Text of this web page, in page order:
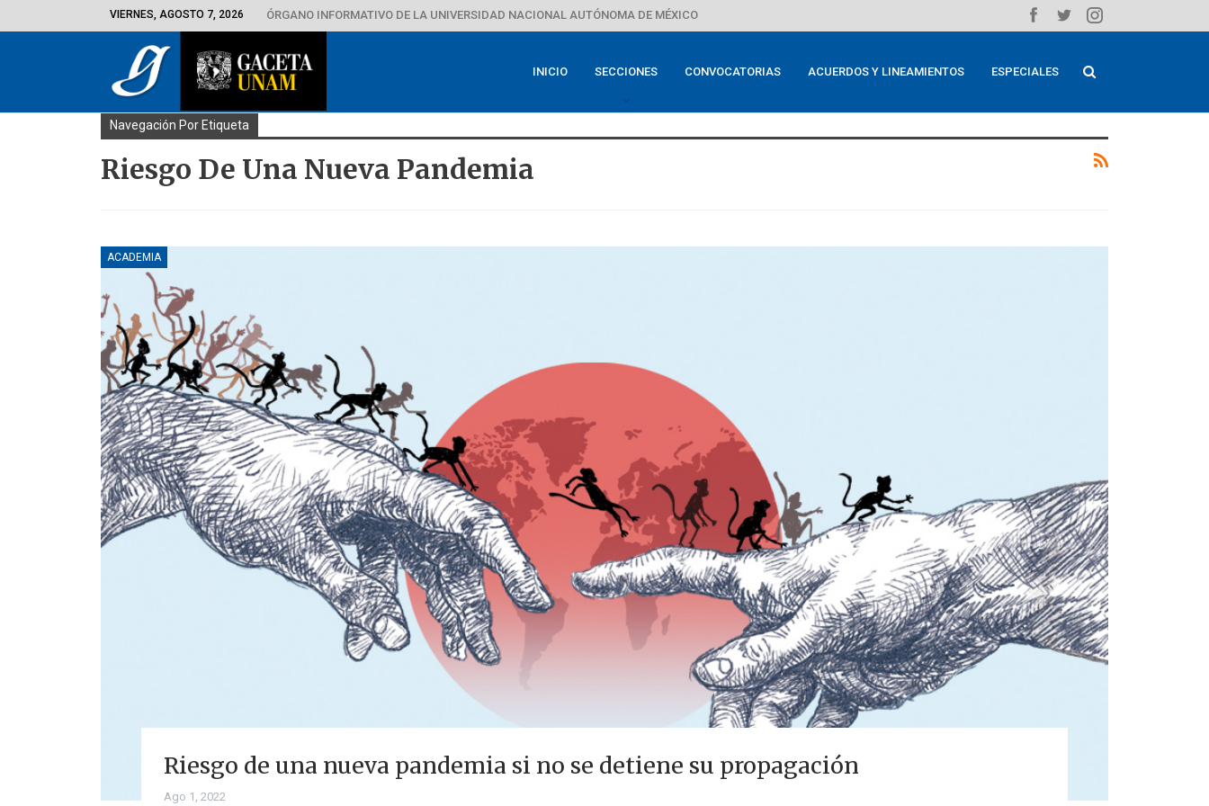
VIERNES, AGOSTO 7, 2026 ÓRGANO INFORMATIVO DE LA UNIVERSIDAD NACIONAL AUTÓNOMA DE MÉXICO
INICIO SECCIONES CONVOCATORIAS ACUERDOS Y LINEAMIENTOS ESPECIALES
Navegación Por Etiqueta
Riesgo De Una Nueva Pandemia
ACADEMIA
Riesgo de una nueva pandemia si no se detiene su propagación
Ago 1, 2022